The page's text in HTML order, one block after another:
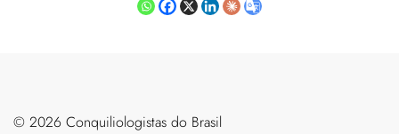
©️ 2026 Conquiliologistas do Brasil